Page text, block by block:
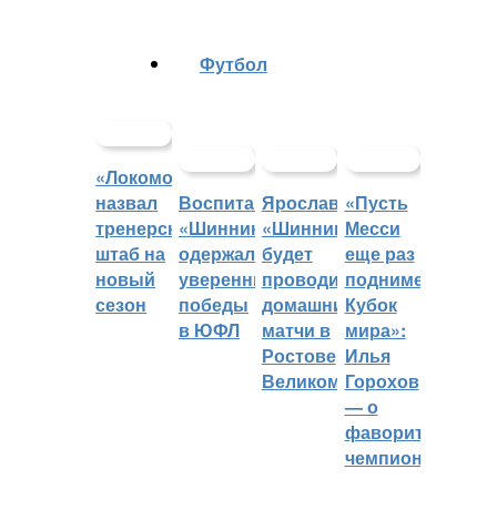
«Локомотив»
назвал
тренерский
штаб на
новый
сезон
Футбол
Воспитанники
«Шинника»
одержали
уверенные
победы
в ЮФЛ
Ярославский
«Шинник»
будет
проводить
домашние
матчи в
Ростове
Великом
«Пусть
Месси
еще раз
поднимет
Кубок
мира»:
Илья
Горохов
— о
фаворитах
чемпионата